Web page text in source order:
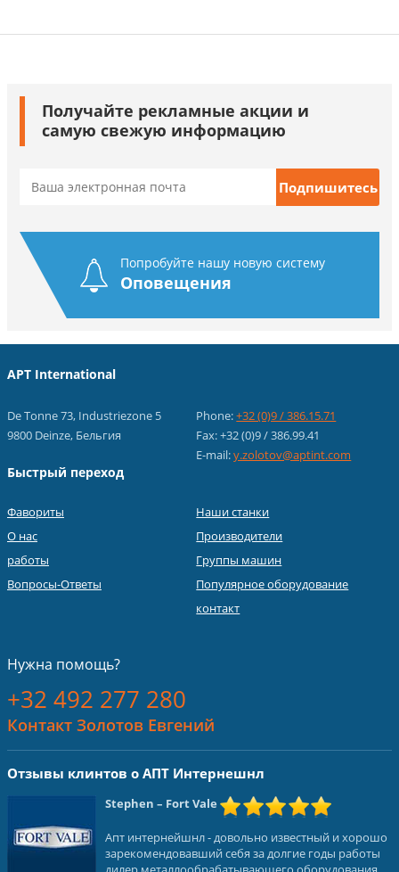
Получайте рекламные акции и
самую свежую информацию
Попробуйте нашу новую систему
Оповещения
APT International
De Tonne 73, Industriezone 5
9800 Deinze, Бельгия
Phone:+32 (0)9 / 386.15.71
Fax: +32 (0)9 / 386.99.41
E-mail:y.zolotov@aptint.com
Быстрый переход
Фавориты
О нас
работы
Вопросы-Ответы
Наши станки
Производители
Группы машин
Популярное оборудование
контакт
Нужна помощь?
+32 492 277 280
Контакт Золотов Евгений
Отзывы клинтов о АПТ Интернешнл
Stephen – Fort Vale
Апт интернейшнл - довольно известный и хорошо
зарекомендовавший себя за долгие годы работы